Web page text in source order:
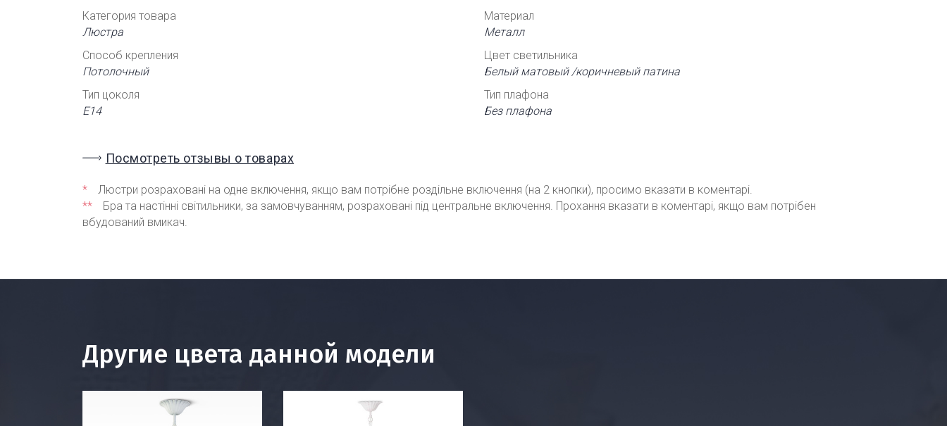
Категория товара
Люстра
Способ крепления
Потолочный
Тип цоколя
Е14
Материал
Металл
Цвет светильника
Белый матовый /коричневый патина
Тип плафона
Без плафона
Посмотреть отзывы о товарах
*
Люстри розраховані на одне включення, якщо вам потрібне роздільне включення (на 2 кнопки), просимо вказати в коментарі.
**
Бра та настінні світильники, за замовчуванням, розраховані під центральне включення. Прохання вказати в коментарі, якщо вам потрібен
вбудований вмикач.
Другие цвета данной модели